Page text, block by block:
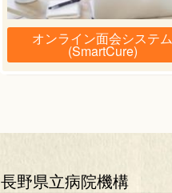
オンライン面会システム
(SmartCure)
長野県立病院機構